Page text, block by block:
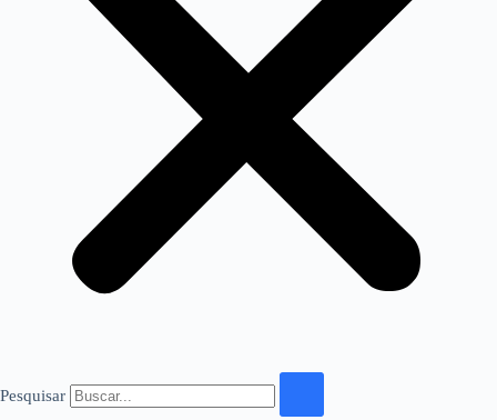
Pesquisar